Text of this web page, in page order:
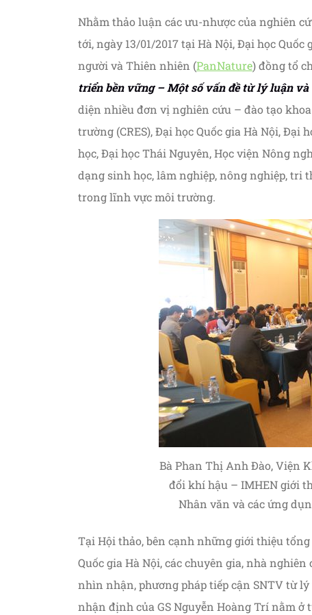
Nhằm thảo luận các ưu-nhược của nghiên
tới, ngày 13/01/2017 tại Hà Nội, Đại học
người và Thiên nhiên (PanNature) đồng tổ
triển bền vững – Một số vấn đề từ lý luận
diện nhiều đơn vị nghiên cứu – đào tạo
trường (CRES), Đại học Quốc gia Hà Nội, Đại
học, Đại học Thái Nguyên, Học viện Nông
dạng sinh học, lâm nghiệp, nông nghiệp, tri
trong lĩnh vực môi trường.
Bà Phan Thị Anh Đào, Viện
đổi khí hậu – IMHEN giới
Nhân văn và các ứng
Tại Hội thảo, bên cạnh những giới thiệu
Quốc gia Hà Nội, các chuyên gia, nhà
nhìn nhận, phương pháp tiếp cận SNTV từ
nhận định của GS Nguyễn Hoàng Trí nằm